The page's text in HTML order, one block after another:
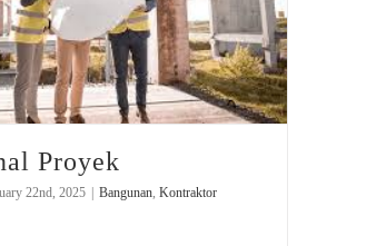
Proyek
22nd, 2025 | Bangunan Kontraktor